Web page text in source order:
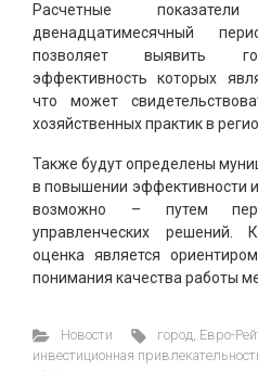
Расчетные
двенадцатимесячный
позволяет выявить
эффективность которых
что может
хозяйственных практик в
Также будут определены
в повышении эффективности
возможно – путем
управленческих решений.
оценка является
понимания качества работы
Новости город, Евро-
инвестиционная